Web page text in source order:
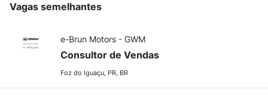
Vagas semelhantes
e-Brun Motors - GWM
Consultor de Vendas
Foz do Iguaçu, PR, BR